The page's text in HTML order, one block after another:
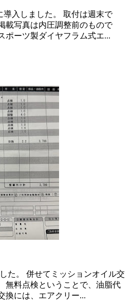
導入しました。 取付は週末で
載写真は内圧調整前のもので
ポーツ製ダイヤフラム式エ...
た。 併せてミッションオイル交
無料点検ということで、油脂代
換には、エアクリー...